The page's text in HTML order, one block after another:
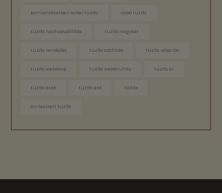
kamiontételben erdei tüzifa olcsó tüzifa
tüzifa házhozszállítás tüzifa nagyker
tüzifa rendelés tüzifa szállítás tüzifa vásárlás
tüzifa webshop tüzifa webáruház tüzifa ár
tüzifa árak tüzifa érd tűzifa
ömlesztett tüzifa